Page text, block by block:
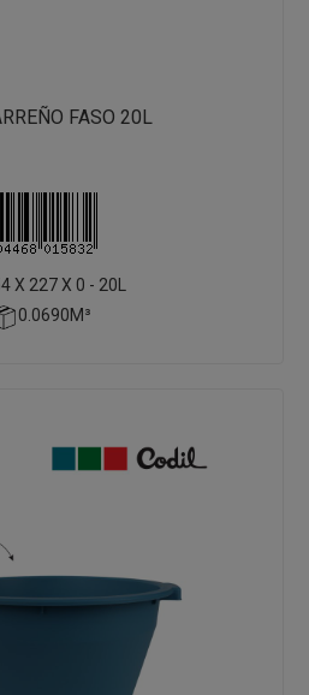
FASO 20L
X 227 X 0 - 20L
0.0690M³